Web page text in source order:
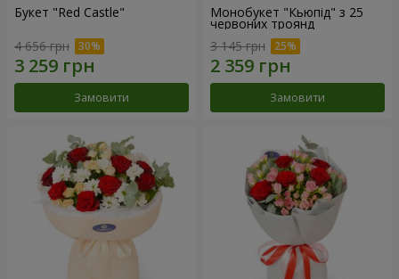
Букет "Red Castle"
4 656 грн
Замовити
Монобукет "Кьюпід" з 25
червоних троянд
3 145 грн
Замовити